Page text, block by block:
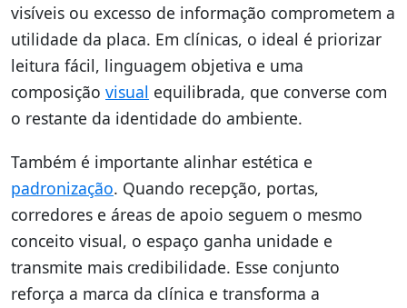
visíveis ou excesso de informação comprometem a
utilidade da placa. Em clínicas, o ideal é priorizar
leitura fácil, linguagem objetiva e uma
composição visual equilibrada, que converse com
o restante da identidade do ambiente.
Também é importante alinhar estética e
padronização. Quando recepção, portas,
corredores e áreas de apoio seguem o mesmo
conceito visual, o espaço ganha unidade e
transmite mais credibilidade. Esse conjunto
reforça a marca da clínica e transforma a